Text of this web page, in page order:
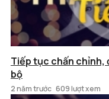
Tiếp tục chấn chỉnh,
bộ
2 năm trước 609 lượt xem